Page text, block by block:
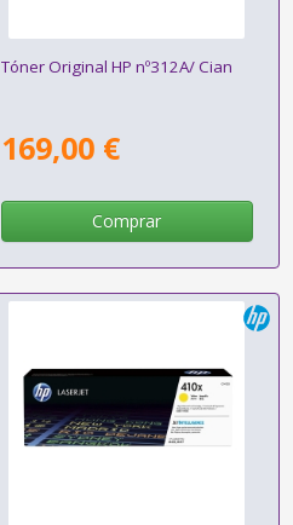
Tóner Original HP nº312A/ Cian
169,00 €
Comprar